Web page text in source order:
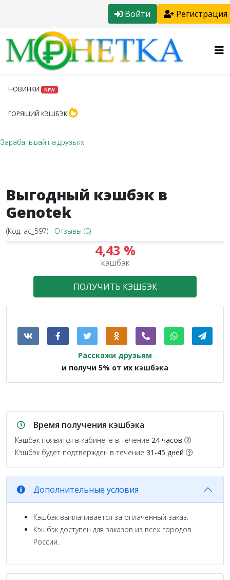
Войти Регистрация
НОВИНКИ NEW
ГОРЯЩИЙ КЭШБЭК
Зарабатывай на друзьях
Выгодный кэшбэк в
Genotek
(Код: ac_597) Отзывы (0)
4,43 %
кэшбэк
ПОЛУЧИТЬ КЭШБЭК
Расскажи друзьям
и получи 5% от их кэшбэка
Время получения кэшбэка
Кэшбэк появится в кабинете в течение 24 часов
Кэшбэк будет подтвержден в течение 31-45 дней
Дополнительные условия
Кэшбэк выплачивается за оплаченный заказ.
Кэшбэк доступен для заказов из всех городов
России.